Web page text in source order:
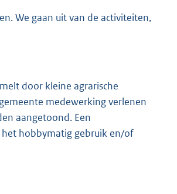
We gaan uit van de activiteiten,
door kleine agrarische
medewerking verlenen
aangetoond. Een
het hobbymatig gebruik en/of